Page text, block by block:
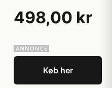
498,00 kr
Køb her